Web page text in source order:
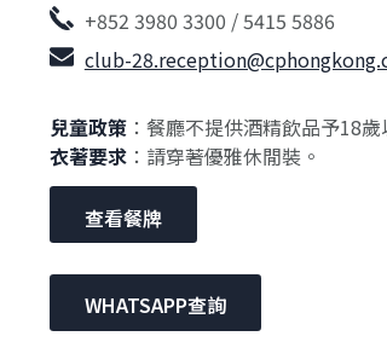
+852 3980 3300 / 5415 5886
club-
兒童政策 ：餐廳不提供酒精飲品予18歲
衣著要求 ：請穿著優雅休閒裝。
查看餐牌
WHATSAPP查詢